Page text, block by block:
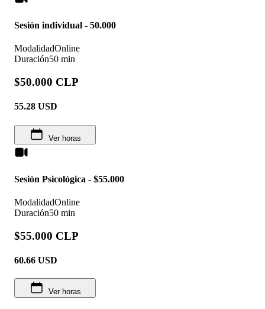
Sesión individual - 50.000
ModalidadOnline
Duración50 min
$50.000 CLP
55.28 USD
Ver horas
Sesión Psicológica - $55.000
ModalidadOnline
Duración50 min
$55.000 CLP
60.66 USD
Ver horas